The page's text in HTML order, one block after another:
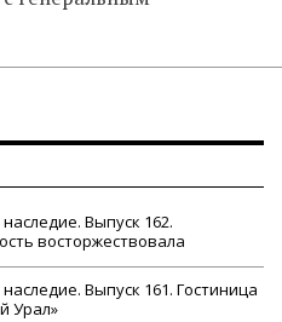
Выпуск 162.
восторжествовала
Выпуск 161. Гостиница
Урал»